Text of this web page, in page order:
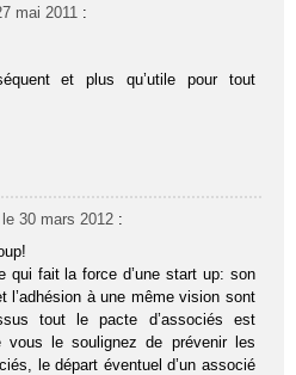
mai 2011 :
et plus qu’utile pour tout
le 30 mars 2012 :
qui fait la force d’une start up: son
l’adhésion à une même vision sont
tout le pacte d’associés est
vous le soulignez de prévenir les
le départ éventuel d’un associé